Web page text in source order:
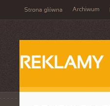
Strona główna Archiwum
REKLAMY